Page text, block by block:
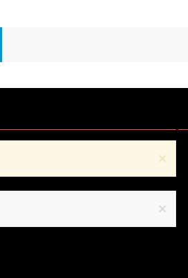
×
×